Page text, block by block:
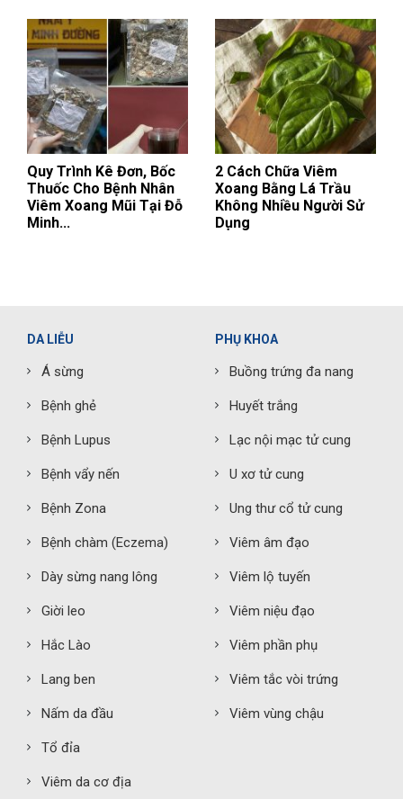
Quy Trình Kê Đơn, Bốc
Thuốc Cho Bệnh Nhân
Viêm Xoang Mũi Tại Đỗ
Minh...
2 Cách Chữa Viêm
Xoang Bằng Lá Trầu
Không Nhiều Người Sử
Dụng
DA LIỄU
Á sừng
Bệnh ghẻ
Bệnh Lupus
Bệnh vẩy nến
Bệnh Zona
Bệnh chàm (Eczema)
Dày sừng nang lông
Giời leo
Hắc Lào
Lang ben
Nấm da đầu
Tổ đỉa
Viêm da cơ địa
PHỤ KHOA
Buồng trứng đa nang
Huyết trắng
Lạc nội mạc tử cung
U xơ tử cung
Ung thư cổ tử cung
Viêm âm đạo
Viêm lộ tuyến
Viêm niệu đạo
Viêm phần phụ
Viêm tắc vòi trứng
Viêm vùng chậu